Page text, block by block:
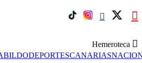
Hemeroteca
DEPORTESCANARIAS